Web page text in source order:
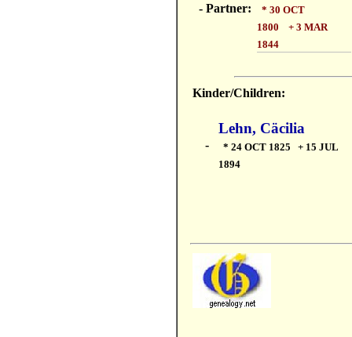
- Partner:
* 30 OCT
1800 + 3 MAR
1844
Kinder/Children:
-
Lehn, Cäcilia
* 24 OCT 1825 + 15 JUL
1894